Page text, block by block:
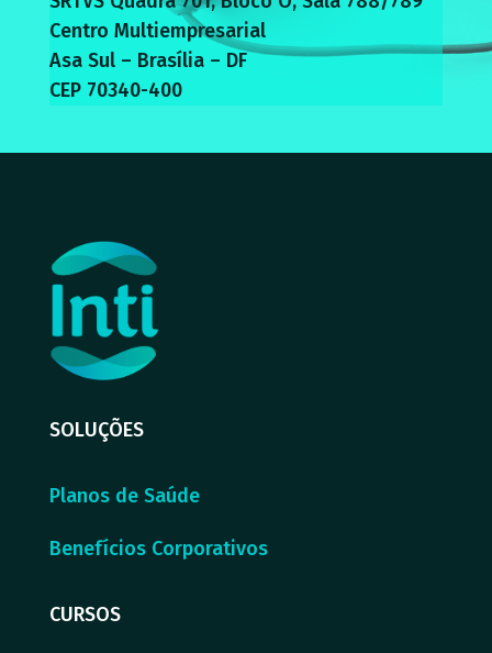
Centro Multiempresarial
Asa Sul – Brasília – DF
CEP 70340-400
SOLUÇÕES
Planos de Saúde
Benefícios Corporativos
CURSOS